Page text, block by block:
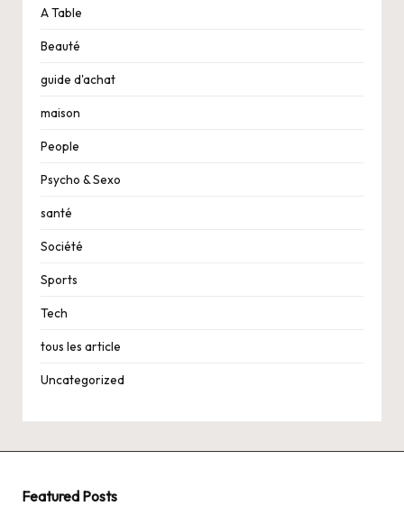
A Table
Beauté
guide d'achat
maison
People
Psycho & Sexo
santé
Société
Sports
Tech
tous les article
Uncategorized
Featured Posts